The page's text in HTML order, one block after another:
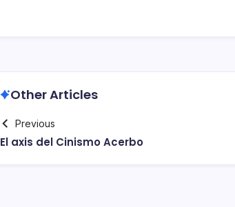
Other Articles
Previous
El axis del Cinismo Acerbo